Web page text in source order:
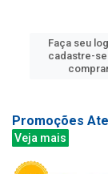
Faça seu
cadastre-
Promoções
Veja mais